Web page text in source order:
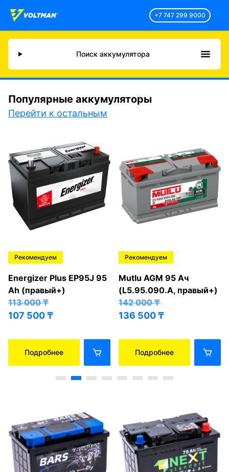
+7 747 299 9000
Поиск аккумулятора
Популярные аккумуляторы
Перейти к остальным
Рекомендуем
Energizer Plus EP95J 95
Ah (правый+)
113 000₸
107 500₸
Подробнее
Рекомендуем
Mutlu AGM 95 Ач
(L5.95.090.A, правый+)
142 000₸
136 500₸
Подробнее